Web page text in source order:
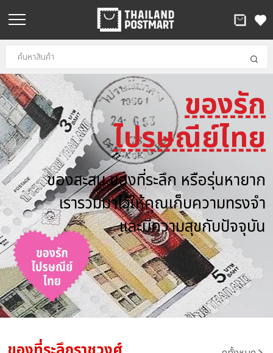
. ของรัก
ไปรษณีย์ไทย
ของสะสม ของที่ระลึก หรือรุ่นหายาก
เรารวมมาไว้ให้คุณเก็บความทรงจำ
และมีความสุขกับปัจจุบัน